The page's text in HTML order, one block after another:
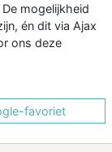
mogelijkheid
én dit via Ajax
ons deze
favoriet